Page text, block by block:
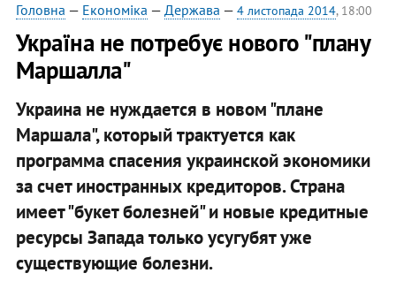
Головна — Економіка — Держава — 4 листопада 2014, 18:00
Україна не потребує нового "плану
Маршалла"
Украина не нуждается в новом "плане
Маршала", который трактуется как
программа спасения украинской экономики
за счет иностранных кредиторов. Страна
имеет "букет болезней" и новые кредитные
ресурсы Запада только усугубят уже
существующие болезни.